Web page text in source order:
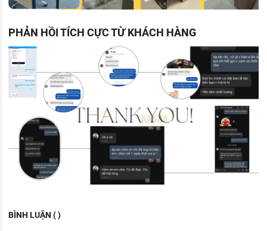
PHẢN HỒI TÍCH CỰC TỪ KHÁCH HÀNG
BÌNH LUẬN ( )